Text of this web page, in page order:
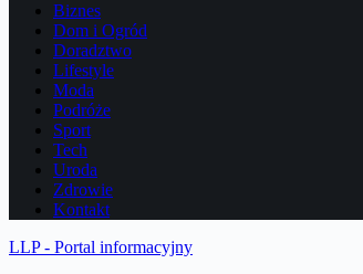
Biznes
Dom i Ogród
Doradztwo
Lifestyle
Moda
Podróże
Sport
Tech
Uroda
Zdrowie
Kontakt
LLP - Portal informacyjny